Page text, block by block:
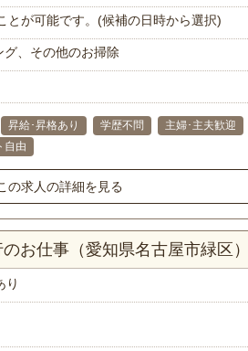
とが可能です。(候補の日時から選択)
、その他のお掃除
昇給･昇格あり 学歴不問 主婦･主夫歓迎
自由
の求人の詳細を見る
お仕事（愛知県名古屋市緑区）
り